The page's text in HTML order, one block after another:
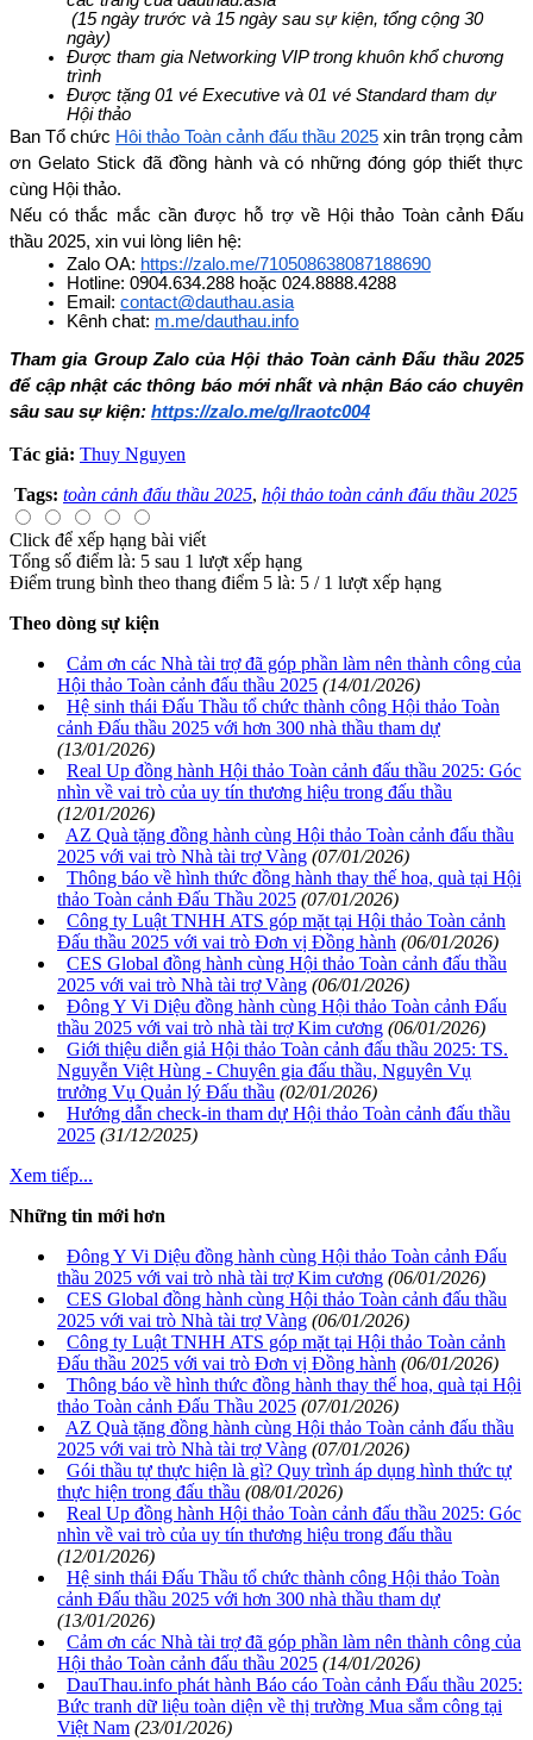
ngày)
Được tham gia Networking VIP trong khuôn khổ chương
trình
Được tặng 01 vé Executive và 01 vé Standard tham dự
Hội thảo
Ban Tổ chức Hội thảo Toàn cảnh đấu thầu 2025 xin trân trọng cảm
ơn Gelato Stick đã đồng hành và có những đóng góp thiết thực
cùng Hội thảo.
Nếu có thắc mắc cần được hỗ trợ về Hội thảo Toàn cảnh Đấu
thầu 2025, xin vui lòng liên hệ:
Zalo OA: https://zalo.me/710508638087188690
Hotline: 0904.634.288 hoặc 024.8888.4288
Email: contact@dauthau.asia
Kênh chat: m.me/dauthau.info
Tham gia Group Zalo của Hội thảo Toàn cảnh Đấu thầu 2025
để cập nhật các thông báo mới nhất và nhận Báo cáo chuyên
sâu sau sự kiện: https://zalo.me/g/lraotc004
Tác giả: Thuy Nguyen
Tags: toàn cảnh đấu thầu 2025, hội thảo toàn cảnh đấu thầu 2025
Click để xếp hạng bài viết
Tổng số điểm là: 5 sau 1 lượt xếp hạng
Điểm trung bình theo thang điểm 5 là: 5 / 1 lượt xếp hạng
Theo dòng sự kiện
Cảm ơn các Nhà tài trợ đã góp phần làm nên thành công của
Hội thảo Toàn cảnh đấu thầu 2025 (14/01/2026)
Hệ sinh thái Đấu Thầu tổ chức thành công Hội thảo Toàn
cảnh Đấu thầu 2025 với hơn 300 nhà thầu tham dự
(13/01/2026)
Real Up đồng hành Hội thảo Toàn cảnh đấu thầu 2025: Góc
nhìn về vai trò của uy tín thương hiệu trong đấu thầu
(12/01/2026)
AZ Quà tặng đồng hành cùng Hội thảo Toàn cảnh đấu thầu
2025 với vai trò Nhà tài trợ Vàng (07/01/2026)
Thông báo về hình thức đồng hành thay thế hoa, quà tại Hội
thảo Toàn cảnh Đấu Thầu 2025 (07/01/2026)
Công ty Luật TNHH ATS góp mặt tại Hội thảo Toàn cảnh
Đấu thầu 2025 với vai trò Đơn vị Đồng hành (06/01/2026)
CES Global đồng hành cùng Hội thảo Toàn cảnh đấu thầu
2025 với vai trò Nhà tài trợ Vàng (06/01/2026)
Đông Y Vi Diệu đồng hành cùng Hội thảo Toàn cảnh Đấu
thầu 2025 với vai trò nhà tài trợ Kim cương (06/01/2026)
Giới thiệu diễn giả Hội thảo Toàn cảnh đấu thầu 2025: TS.
Nguyễn Việt Hùng - Chuyên gia đấu thầu, Nguyên Vụ
trưởng Vụ Quản lý Đấu thầu (02/01/2026)
Hướng dẫn check-in tham dự Hội thảo Toàn cảnh đấu thầu
2025 (31/12/2025)
Xem tiếp...
Những tin mới hơn
Đông Y Vi Diệu đồng hành cùng Hội thảo Toàn cảnh Đấu
thầu 2025 với vai trò nhà tài trợ Kim cương (06/01/2026)
CES Global đồng hành cùng Hội thảo Toàn cảnh đấu thầu
2025 với vai trò Nhà tài trợ Vàng (06/01/2026)
Công ty Luật TNHH ATS góp mặt tại Hội thảo Toàn cảnh
Đấu thầu 2025 với vai trò Đơn vị Đồng hành (06/01/2026)
Thông báo về hình thức đồng hành thay thế hoa, quà tại Hội
thảo Toàn cảnh Đấu Thầu 2025 (07/01/2026)
AZ Quà tặng đồng hành cùng Hội thảo Toàn cảnh đấu thầu
2025 với vai trò Nhà tài trợ Vàng (07/01/2026)
Gói thầu tự thực hiện là gì? Quy trình áp dụng hình thức tự
thực hiện trong đấu thầu (08/01/2026)
Real Up đồng hành Hội thảo Toàn cảnh đấu thầu 2025: Góc
nhìn về vai trò của uy tín thương hiệu trong đấu thầu
(12/01/2026)
Hệ sinh thái Đấu Thầu tổ chức thành công Hội thảo Toàn
cảnh Đấu thầu 2025 với hơn 300 nhà thầu tham dự
(13/01/2026)
Cảm ơn các Nhà tài trợ đã góp phần làm nên thành công của
Hội thảo Toàn cảnh đấu thầu 2025 (14/01/2026)
DauThau.info phát hành Báo cáo Toàn cảnh Đấu thầu 2025:
Bức tranh dữ liệu toàn diện về thị trường Mua sắm công tại
Việt Nam (23/01/2026)